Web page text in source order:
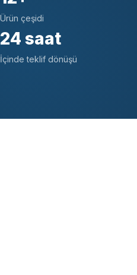
Ürün çeşidi
24 saat
İçinde teklif dönüşü